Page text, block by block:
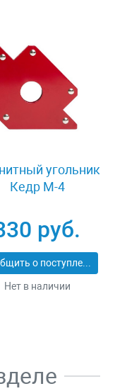
угольник
Кедр М-4
руб.
Сообщить о поступлении
Нет в наличии